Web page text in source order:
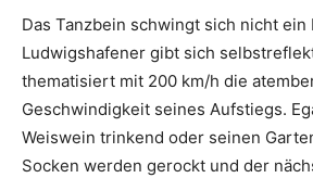
Das Tanzbein schwingt sich nicht ein
Ludwigshafener gibt sich
thematisiert mit 200 km/h die
Geschwindigkeit seines Aufstiegs.
Weiswein trinkend oder seinen
Socken werden gerockt und der